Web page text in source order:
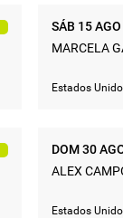
MARCELA
SÁB 15 AGO
Estados
ALEX
DOM 30
Estados